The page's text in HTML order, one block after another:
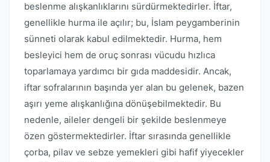
beslenme alışkanlıklarını sürdürmektedirler. İftar,
genellikle hurma ile açılır; bu, İslam peygamberinin
sünneti olarak kabul edilmektedir. Hurma, hem
besleyici hem de oruç sonrası vücudu hızlıca
toparlamaya yardımcı bir gıda maddesidir. Ancak,
iftar sofralarının başında yer alan bu gelenek, bazen
aşırı yeme alışkanlığına dönüşebilmektedir. Bu
nedenle, aileler dengeli bir şekilde beslenmeye
özen göstermektedirler. İftar sırasında genellikle
çorba, pilav ve sebze yemekleri gibi hafif yiyecekler